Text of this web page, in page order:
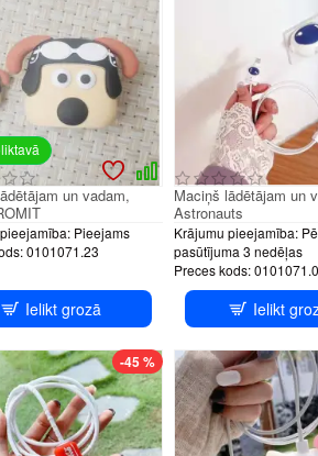
Pieejams
0101071.23
un vadam,
Ielikt grozā
Krājumu pieejamība:
pasūtījuma 3 nedēļas
Preces kods:
Maciņš lādētājam un
Astronauts
Ielikt
-45 %